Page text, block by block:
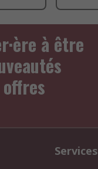
à être
Services